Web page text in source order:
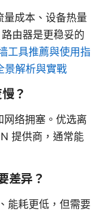
量成本、设备热量
由器是更稳妥的
工具推薦與使用指
景解析與實戰
？
络拥塞。优选离
提供商，通常能
差异？
能耗更低，但需要